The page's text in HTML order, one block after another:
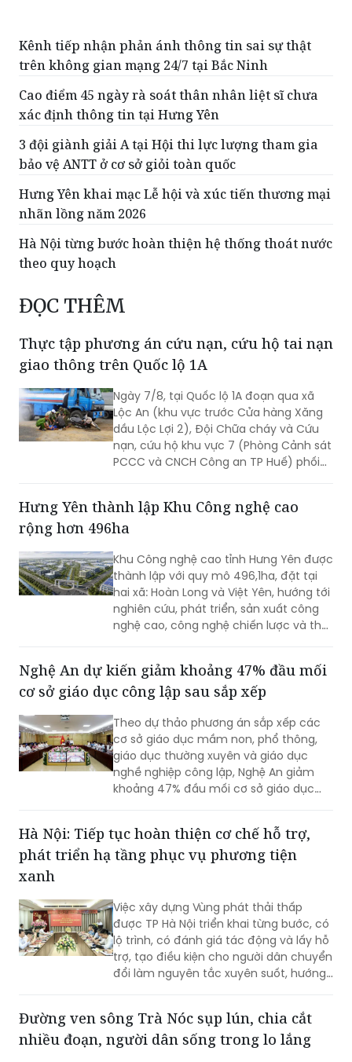
Kênh tiếp nhận phản ánh thông tin sai sự thật
trên không gian mạng 24/7 tại Bắc Ninh
Cao điểm 45 ngày rà soát thân nhân liệt sĩ chưa
xác định thông tin tại Hưng Yên
3 đội giành giải A tại Hội thi lực lượng tham gia
bảo vệ ANTT ở cơ sở giỏi toàn quốc
Hưng Yên khai mạc Lễ hội và xúc tiến thương mại
nhãn lồng năm 2026
Hà Nội từng bước hoàn thiện hệ thống thoát nước
theo quy hoạch
ĐỌC THÊM
Thực tập phương án cứu nạn, cứu hộ tai nạn
giao thông trên Quốc lộ 1A
Ngày 7/8, tại Quốc lộ 1A đoạn qua xã
Lộc An (khu vực trước Cửa hàng Xăng
dầu Lộc Lợi 2), Đội Chữa cháy và Cứu
nạn, cứu hộ khu vực 7 (Phòng Cảnh sát
PCCC và CNCH Công an TP Huế) phối
huống tai nạn giao thông đường bộ có
huy động nhiều lực lượng, phương tiện
Hưng Yên thành lập Khu Công nghệ cao
rộng hơn 496ha
Khu Công nghệ cao tỉnh Hưng Yên được
thành lập với quy mô 496,1ha, đặt tại
hai xã: Hoàn Long và Việt Yên, hướng tới
nghiên cứu, phát triển, sản xuất công
nghệ cao, công nghệ chiến lược và thu
Nghệ An dự kiến giảm khoảng 47% đầu mối
cơ sở giáo dục công lập sau sắp xếp
Theo dự thảo phương án sắp xếp các
cơ sở giáo dục mầm non, phổ thông,
giáo dục thường xuyên và giáo dục
nghề nghiệp công lập, Nghệ An giảm
khoảng 47% đầu mối cơ sở giáo dục
Hà Nội: Tiếp tục hoàn thiện cơ chế hỗ trợ,
phát triển hạ tầng phục vụ phương tiện
xanh
Việc xây dựng Vùng phát thải thấp
được TP Hà Nội triển khai từng bước, có
lộ trình, có đánh giá tác động và lấy hỗ
trợ, tạo điều kiện cho người dân chuyển
đổi làm nguyên tắc xuyên suốt, hướng
công cộng hiện đại và xây dựng Thủ đô
xanh, văn minh, bền vững.
Đường ven sông Trà Nóc sụp lún, chia cắt
nhiều đoạn, người dân sống trong lo lắng